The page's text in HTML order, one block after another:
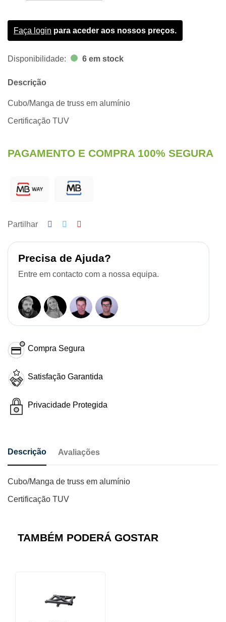
Faça login para aceder aos nossos preços.
Disponibilidade: 6 em stock
Descrição
Cubo/Manga de truss em alumínio
Certificação TUV
PAGAMENTO E COMPRA 100% SEGURA
Partilhar
Precisa de Ajuda?
Entre em contacto com a nossa equipa.
Compra Segura
Satisfação Garantida
Privacidade Protegida
Descrição Avaliações
Cubo/Manga de truss em alumínio
Certificação TUV
TAMBÉM PODERÁ GOSTAR